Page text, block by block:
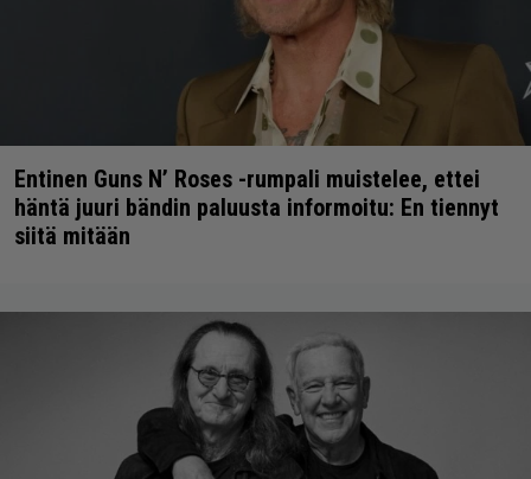
Entinen Guns N’ Roses -rumpali muistelee, ettei
häntä juuri bändin paluusta informoitu: En tiennyt
siitä mitään